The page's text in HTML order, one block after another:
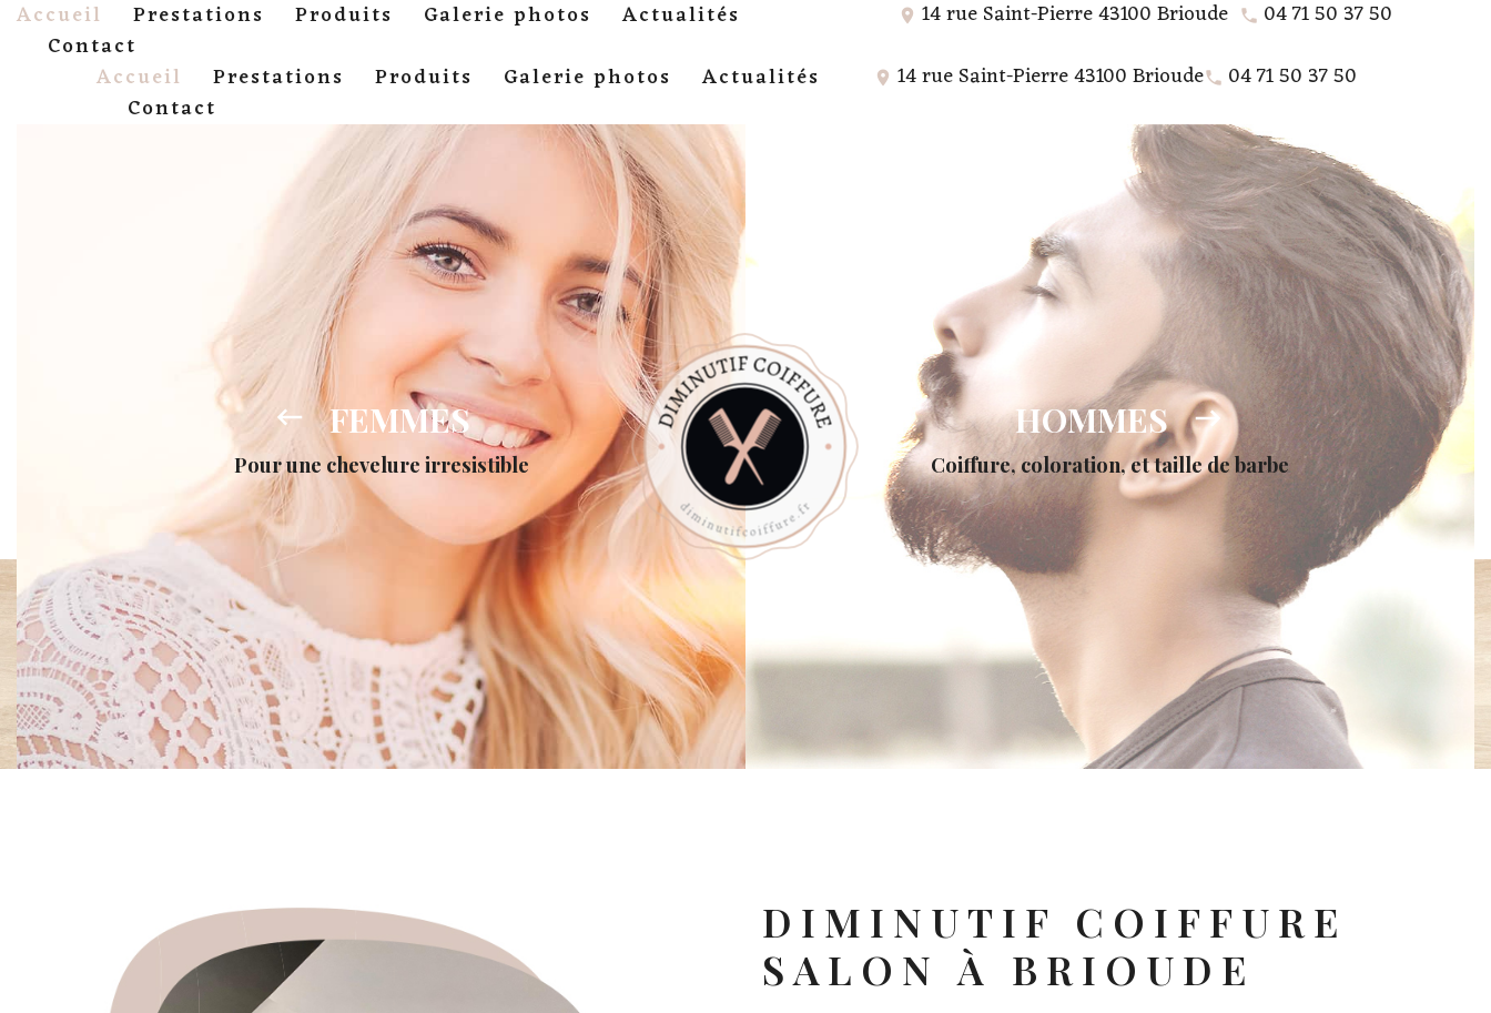
14 rue Saint-Pierre 43100 Brioude 04 71 50 37 50
Accueil Prestations Produits Galerie photos
Actualités
Contact
14 rue Saint-Pierre 43100 Brioude 04 71 50 37 50
Accueil Prestations Produits Galerie photos
Actualités
Contact
FEMMES
Pour une chevelure irresistible
HOMMES
Coiffure, coloration, et taille de barbe
DIMINUTIF COIFFURE
SALON À BRIOUDE